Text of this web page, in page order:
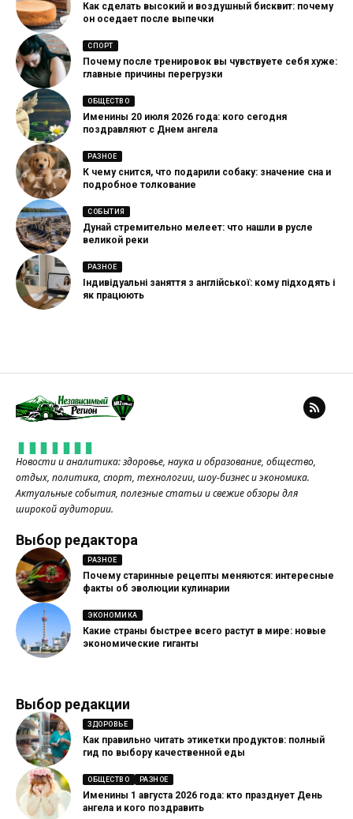
Как сделать высокий и воздушный бисквит: почему
он оседает после выпечки
СПОРТ
Почему после тренировок вы чувствуете себя хуже:
главные причины перегрузки
ОБЩЕСТВО
Именины 20 июля 2026 года: кого сегодня
поздравляют с Днем ангела
РАЗНОЕ
К чему снится, что подарили собаку: значение сна и
подробное толкование
СОБЫТИЯ
Дунай стремительно мелеет: что нашли в русле
великой реки
РАЗНОЕ
Індивідуальні заняття з англійської: кому підходять і
як працюють
Новости и аналитика: здоровье, наука и образование, общество,
отдых, политика, спорт, технологии, шоу-бизнес и экономика.
Актуальные события, полезные статьи и свежие обзоры для
широкой аудитории.
Выбор редактора
РАЗНОЕ
Почему старинные рецепты меняются: интересные
факты об эволюции кулинарии
ЭКОНОМИКА
Какие страны быстрее всего растут в мире: новые
экономические гиганты
Выбор редакции
ЗДОРОВЬЕ
Как правильно читать этикетки продуктов: полный
гид по выбору качественной еды
ОБЩЕСТВО РАЗНОЕ
Именины 1 августа 2026 года: кто празднует День
ангела и кого поздравить